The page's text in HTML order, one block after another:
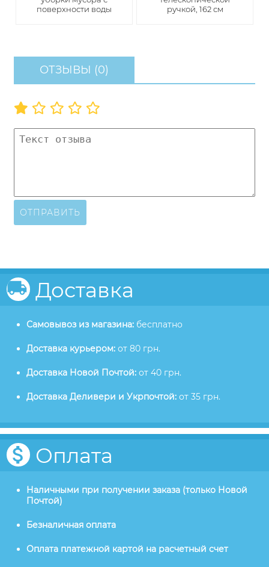
поверхности воды
ручкой, 162 см
ОТЗЫВЫ (0)
ОТПРАВИТЬ
Доставка
Самовывоз из магазина: бесплатно
Доставка курьером: от 80 грн.
Доставка Новой Почтой: от 40 грн.
Доставка Деливери и Укрпочтой: от 35 грн.
Оплата
Наличными при получении заказа (только Новой
Почтой)
Безналичная оплата
Оплата платежной картой на расчетный счет